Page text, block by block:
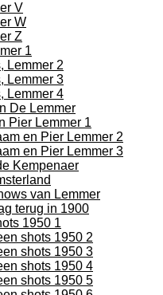
V
W
Z
1
Lemmer 2
Lemmer 3
Lemmer 4
De Lemmer
Pier Lemmer 1
en Pier Lemmer 2
en Pier Lemmer 3
Kempenaer
van Lemmer
terug in 1900
1950 1
shots 1950 2
shots 1950 3
shots 1950 4
shots 1950 5